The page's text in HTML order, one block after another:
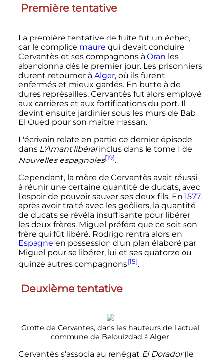
Première tentative
La première tentative de fuite fut un échec,
car le complice maure qui devait conduire
Cervantès et ses compagnons à Oran les
abandonna dès le premier jour. Les prisonniers
durent retourner à Alger, où ils furent
enfermés et mieux gardés. En butte à de
dures représailles, Cervantès fut alors employé
aux carrières et aux fortifications du port. Il
devint ensuite jardinier sous les murs de Bab
El Oued pour son maître Hassan.
L'écrivain relate en partie ce dernier épisode
dans L'Amant libéralinclus dans le tome I de
Nouvelles espagnoles[19].
Cependant, la mère de Cervantès avait réussi
à réunir une certaine quantité de ducats, avec
l'espoir de pouvoir sauver ses deux fils. En 1577,
après avoir traité avec les geôliers, la quantité
de ducats se révéla insuffisante pour libérer
les deux frères. Miguel préféra que ce soit son
frère qui fût libéré. Rodrigo rentra alors en
Espagne en possession d'un plan élaboré par
Miguel pour se libérer, lui et ses quatorze ou
quinze autres compagnons[15].
Deuxième tentative
Grotte de Cervantes, dans les hauteurs de l'actuel
commune de Belouizdad à Alger.
Cervantès s'associa au renégat El Dorador(le